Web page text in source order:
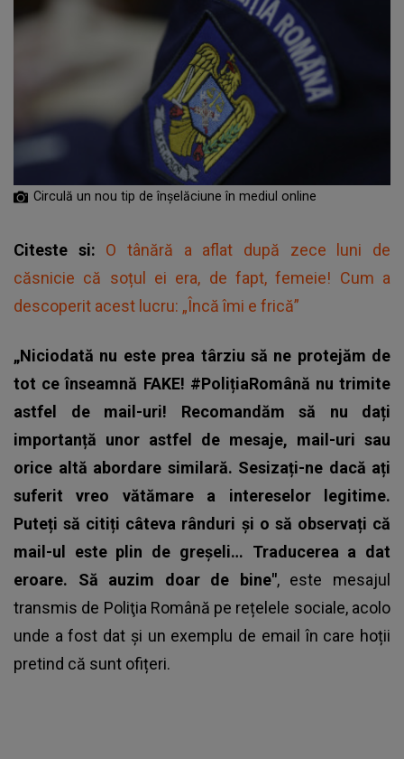
Circulă un nou tip de înșelăciune în mediul online
Citeste si: O tânără a aflat după zece luni de
căsnicie că soțul ei era, de fapt, femeie! Cum a
descoperit acest lucru: „Încă îmi e frică”
„Niciodată nu este prea târziu să ne protejăm de
tot ce înseamnă FAKE! #PolițiaRomână nu trimite
astfel de mail-uri! Recomandăm să nu dați
importanță unor astfel de mesaje, mail-uri sau
orice altă abordare similară. Sesizați-ne dacă ați
suferit vreo vătămare a intereselor legitime.
Puteți să citiți câteva rânduri și o să observați că
mail-ul este plin de greșeli… Traducerea a dat
eroare. Să auzim doar de bine", este mesajul
transmis de Poliţia Română pe rețelele sociale, acolo
unde a fost dat și un exemplu de email în care hoții
pretind că sunt ofițeri.